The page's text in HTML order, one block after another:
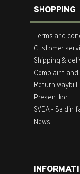
SHOPPING
Terms and
Customer
Shipping &
Complaint
Return waybill
Presentkort
SVEA - Se din
News